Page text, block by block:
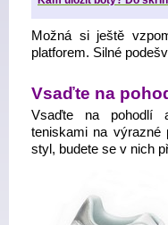
Možná si ještě
platforem. Silné
Vsaďte na
Vsaďte na pohodlí
teniskami na výrazné
styl, budete se v nich